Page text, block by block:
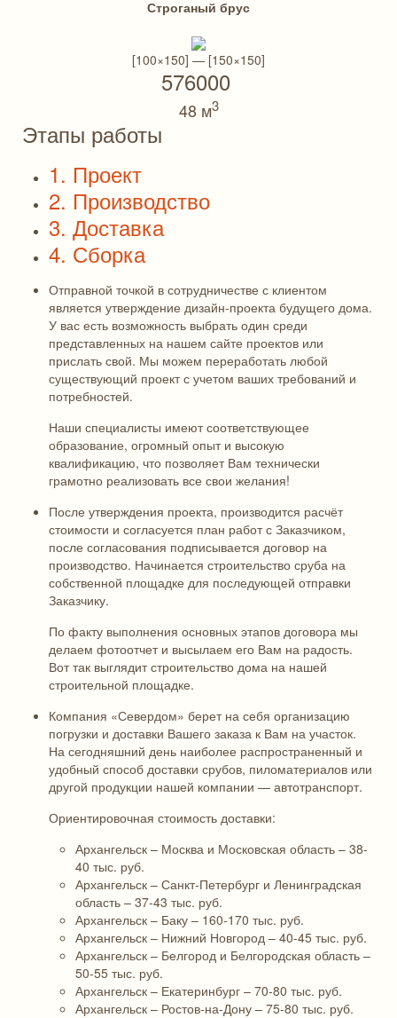
Строганый брус
[100×150] — [150×150]
576000
48 м3
Этапы работы
1. Проект
2. Производство
3. Доставка
4. Сборка
Отправной точкой в сотрудничестве с клиентом
является утверждение дизайн-проекта будущего дома.
У вас есть возможность выбрать один среди
представленных на нашем сайте проектов или
прислать свой. Мы можем переработать любой
существующий проект с учетом ваших требований и
потребностей.
Наши специалисты имеют соответствующее
образование, огромный опыт и высокую
квалификацию, что позволяет Вам технически
грамотно реализовать все свои желания!
После утверждения проекта, производится расчёт
стоимости и согласуется план работ с Заказчиком,
после согласования подписывается договор на
производство. Начинается строительство сруба на
собственной площадке для последующей отправки
Заказчику.
По факту выполнения основных этапов договора мы
делаем фотоотчет и высылаем его Вам на радость.
Вот так выглядит строительство дома на нашей
строительной площадке.
Компания «Севердом» берет на себя организацию
погрузки и доставки Вашего заказа к Вам на участок.
На сегодняшний день наиболее распространенный и
удобный способ доставки срубов, пиломатериалов или
другой продукции нашей компании — автотранспорт.
Ориентировочная стоимость доставки:
Архангельск – Москва и Московская область – 38-
40 тыс. руб.
Архангельск – Санкт-Петербург и Ленинградская
область – 37-43 тыс. руб.
Архангельск – Баку – 160-170 тыс. руб.
Архангельск – Нижний Новгород – 40-45 тыс. руб.
Архангельск – Белгород и Белгородская область –
50-55 тыс. руб.
Архангельск – Екатеринбург – 70-80 тыс. руб.
Архангельск – Ростов-на-Дону – 75-80 тыс. руб.